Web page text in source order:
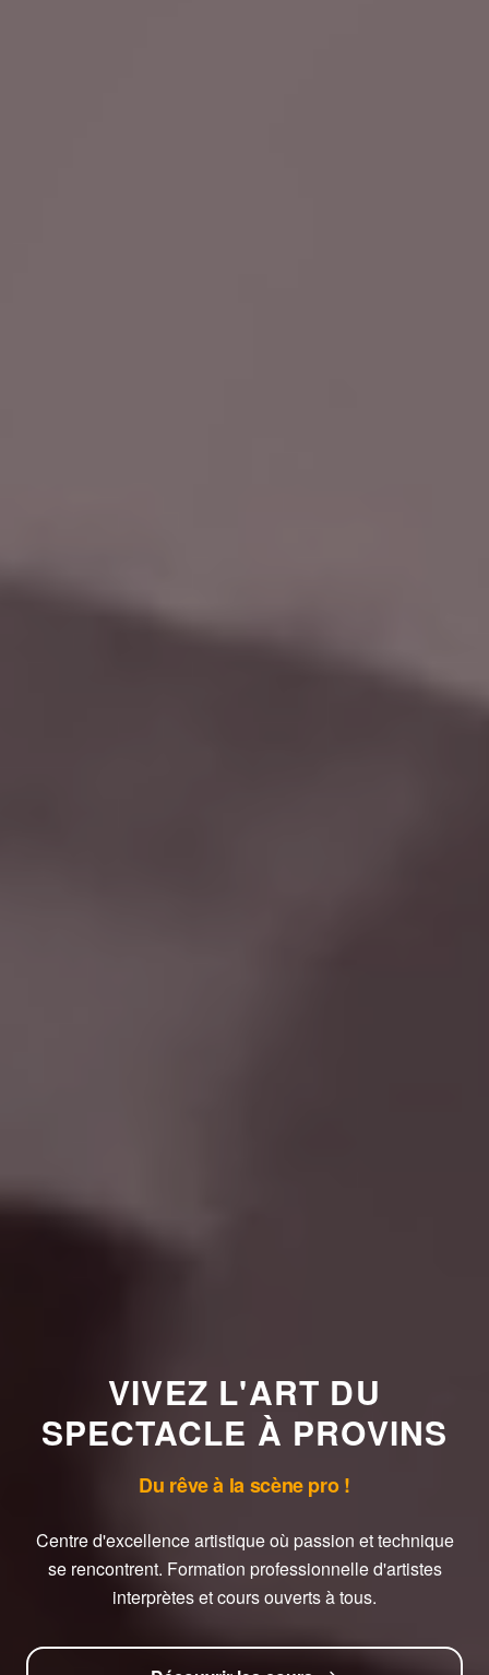
VIVEZ L'ART DU
SPECTACLE À PROVINS
Du rêve à la scène pro !
Centre d'excellence artistique où passion et technique
se rencontrent. Formation professionnelle d'artistes
interprètes et cours ouverts à tous.